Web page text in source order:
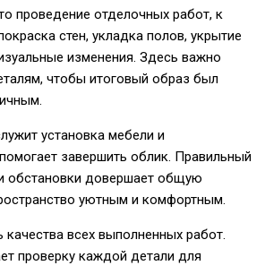
проведение отделочных работ, к
стен, укладка полов, укрытие
изменения. Здесь важно
чтобы итоговый образ был
установка мебели и
завершить облик. Правильный
обстановки довершает общую
уютным и комфортным.
качества всех выполненных работ.
проверку каждой детали для